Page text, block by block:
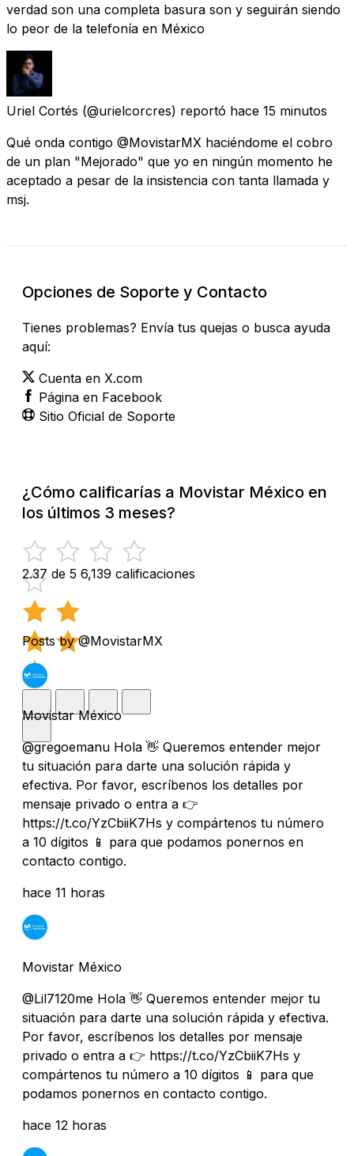
verdad son una completa basura son y seguirán siendo
lo peor de la telefonía en México
Uriel Cortés (@urielcorcres) reportó hace 15 minutos
Qué onda contigo @MovistarMX haciéndome el cobro
de un plan "Mejorado" que yo en ningún momento he
aceptado a pesar de la insistencia con tanta llamada y
msj.
Opciones de Soporte y Contacto
Tienes problemas? Envía tus quejas o busca ayuda
aquí:
Cuenta en X.com
Página en Facebook
Sitio Oficial de Soporte
¿Cómo calificarías a Movistar México en
los últimos 3 meses?
2.37 de 5 6,139 calificaciones
Posts by @MovistarMX
Movistar México
@gregoemanu Hola 👋 Queremos entender mejor
tu situación para darte una solución rápida y
efectiva. Por favor, escríbenos los detalles por
mensaje privado o entra a 👉
https://t.co/YzCbiiK7Hs y compártenos tu número
a 10 dígitos 📱 para que podamos ponernos en
contacto contigo.
hace 11 horas
Movistar México
@Lil7120me Hola 👋 Queremos entender mejor tu
situación para darte una solución rápida y efectiva.
Por favor, escríbenos los detalles por mensaje
privado o entra a 👉 https://t.co/YzCbiiK7Hs y
compártenos tu número a 10 dígitos 📱 para que
podamos ponernos en contacto contigo.
hace 12 horas